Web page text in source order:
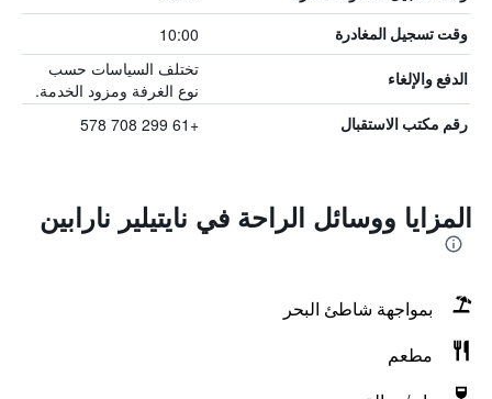
وقت تسجيل المغادرة 10:00
الدفع والإلغاء
تختلف السياسات حسب
نوع الغرفة ومزود الخدمة.
رقم مكتب الاستقبال +61 299 708 578
المزايا ووسائل الراحة في نايتيلير نارابين
بمواجهة شاطئ البحر
مطعم